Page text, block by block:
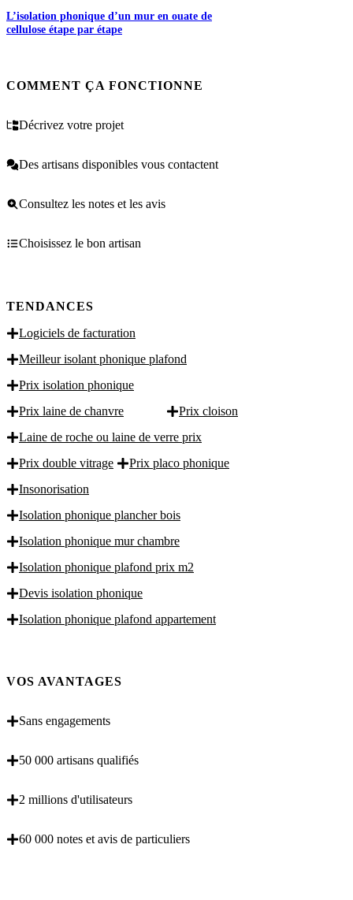
L’isolation phonique d’un mur en ouate de
cellulose étape par étape
COMMENT ÇA FONCTIONNE
Décrivez votre projet
Des artisans disponibles vous contactent
Consultez les notes et les avis
Choisissez le bon artisan
TENDANCES
Logiciels de facturation
Meilleur isolant phonique plafond
Prix isolation phonique
Prix laine de chanvre
Prix cloison
Laine de roche ou laine de verre prix
Prix double vitrage
Prix placo phonique
Insonorisation
Isolation phonique plancher bois
Isolation phonique mur chambre
Isolation phonique plafond prix m2
Devis isolation phonique
Isolation phonique plafond appartement
VOS AVANTAGES
Sans engagements
50 000 artisans qualifiés
2 millions d'utilisateurs
60 000 notes et avis de particuliers